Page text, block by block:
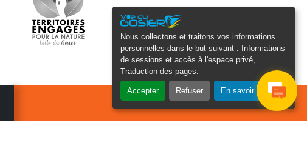
Nous collectons et traitons vos informations
personnelles dans le but suivant :
Informations
de sessions et accès à l'espace privé,
Traduction des pages
Accepter Refuser En savoir plus